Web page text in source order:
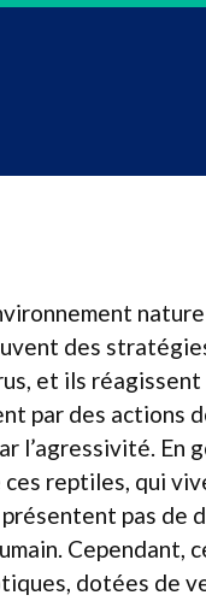
des
et ils réagissent
par des actions
l’agressivité. En
ces reptiles, qui
pas de
Cependant,
dotées de